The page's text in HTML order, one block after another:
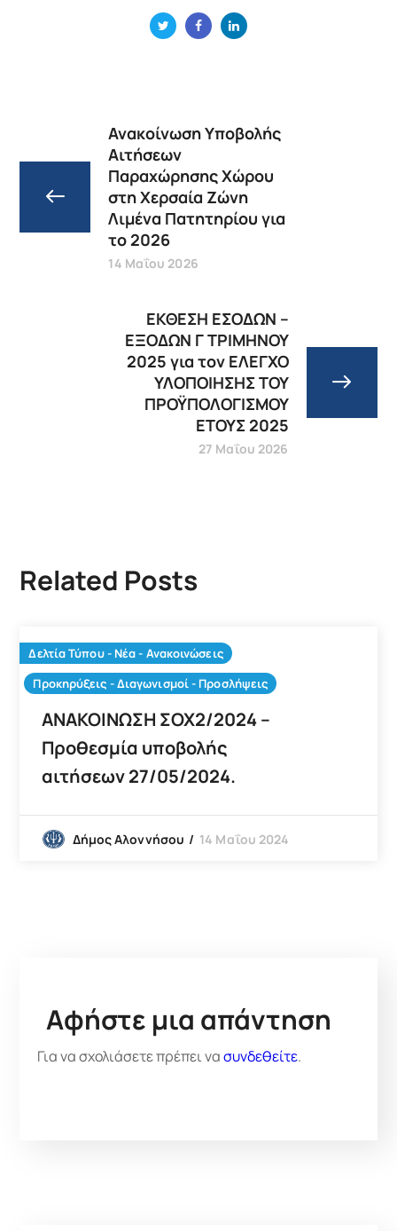
Ανακοίνωση Υποβολής
Αιτήσεων
Παραχώρησης Χώρου
στη Χερσαία Ζώνη
Λιμένα Πατητηρίου για
το 2026
14 Μαΐου 2026
ΕΚΘΕΣΗ ΕΣΟΔΩΝ –
ΕΞΟΔΩΝ Γ ΤΡΙΜΗΝΟΥ
2025 για τον ΕΛΕΓΧΟ
ΥΛΟΠΟΙΗΣΗΣ ΤΟΥ
ΠΡΟΫΠΟΛΟΓΙΣΜΟΥ
ΕΤΟΥΣ 2025
27 Μαΐου 2026
Related Posts
Δελτία Τύπου - Νέα - Ανακοινώσεις
Προκηρύξεις - Διαγωνισμοί - Προσλήψεις
ΑΝΑΚΟΙΝΩΣΗ ΣΟΧ2/2024 –
Προθεσμία υποβολής
αιτήσεων 27/05/2024.
Δήμος Αλοννήσου 14 Μαΐου 2024
Αφήστε μια απάντηση
Για να σχολιάσετε πρέπει νασυνδεθείτε.